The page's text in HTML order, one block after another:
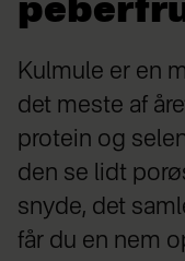
Kulmule er en
det meste af
protein og
den se lidt
snyde, det
får du en nem